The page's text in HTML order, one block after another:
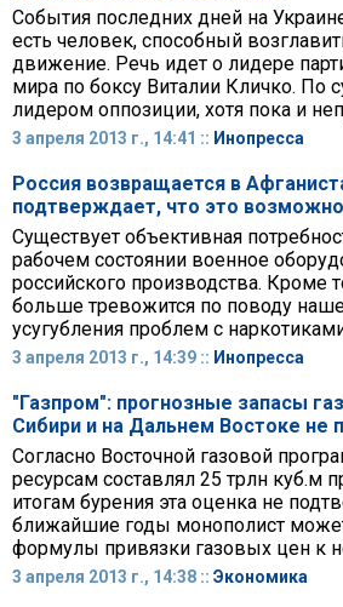
События последних дней на
есть человек, способный
движение. Речь идет о лидере
мира по боксу Виталии Кличко. По
лидером оппозиции, хотя пока и
3 апреля 2013 г., 14:41 :: Инопресса
Россия возвращается в
подтверждает, что это возможно
Существует объективная
рабочем состоянии военное
российского производства. Кроме
больше тревожится по поводу
усугубления проблем с
3 апреля 2013 г., 14:39 :: Инопресса
"Газпром": прогнозные запасы
Сибири и на Дальнем Востоке не
Согласно Восточной газовой
ресурсам составлял 25 трлн куб.м
итогам бурения эта оценка не
ближайшие годы монополист может
формулы привязки газовых цен к
3 апреля 2013 г., 14:38 :: Экономика